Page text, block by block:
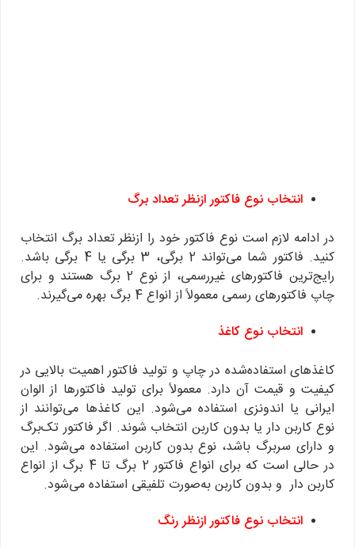
انتخاب نوع فاکتور ازنظر تعداد برگ
در ادامه لازم است نوع فاکتور خود را ازنظر تعداد برگ انتخاب
کنید. فاکتور شما می‌تواند 2 برگی، 3 برگی یا 4 برگی باشد.
رایج‌ترین فاکتورهای غیررسمی، از نوع 2 برگ هستند و برای
چاپ فاکتورهای رسمی معمولاً از انواع 4 برگ بهره می‌گیرند.
انتخاب نوع کاغذ
کاغذهای استفاده‌شده در چاپ و تولید فاکتور اهمیت بالایی در
کیفیت و قیمت آن دارد. معمولاً برای تولید فاکتورها از الوان
ایرانی یا اندونزی استفاده می‌شود. این کاغذها می‌توانند از
نوع کاربن دار یا بدون کاربن انتخاب شوند. اگر فاکتور تک‌برگ
و دارای سربرگ باشد، نوع بدون کاربن استفاده می‌شود. این
در حالی است که برای انواع فاکتور 2 برگ تا 4 برگ از انواع
کاربن دار و بدون کاربن به‌صورت تلفیقی استفاده می‌شود.
انتخاب نوع فاکتور ازنظر رنگ